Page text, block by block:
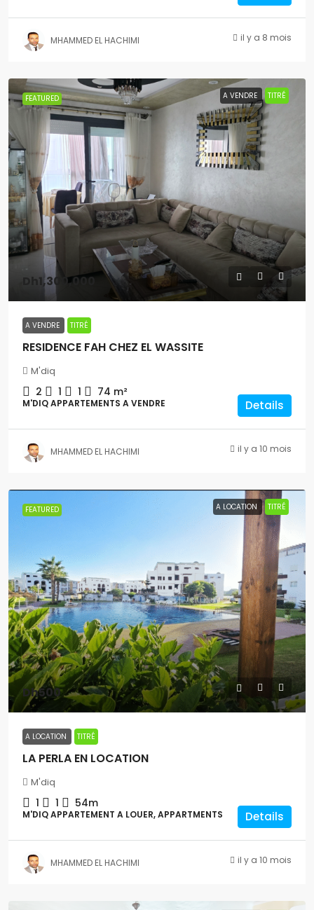
MHAMMED EL HACHIMI il y a 8 mois
FEATURED A VENDRE TITRÉ
Dh1,300,000
A VENDRE TITRÉ
RESIDENCE FAH CHEZ EL WASSITE
M'diq
2 1 1 74 m²
M'DIQ APPARTEMENTS A VENDRE Details
MHAMMED EL HACHIMI il y a 10 mois
FEATURED A LOCATION TITRÉ
Dh500
A LOCATION TITRÉ
LA PERLA EN LOCATION
M'diq
1 1 54m
M'DIQ APPARTEMENT A LOUER, APPARTMENTS Details
MHAMMED EL HACHIMI il y a 10 mois